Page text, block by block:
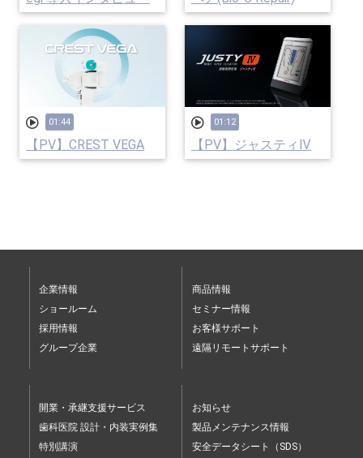
01:44
【PV】CREST VEGA
01:12
【PV】ジャスティⅣ
企業情報
ショールーム
採用情報
グループ企業
商品情報
セミナー情報
お客様サポート
遠隔リモートサポート
開業・承継支援サービス
歯科医院 設計・内装実例集
特別講演
お知らせ
製品メンテナンス情報
安全データシート（SDS）